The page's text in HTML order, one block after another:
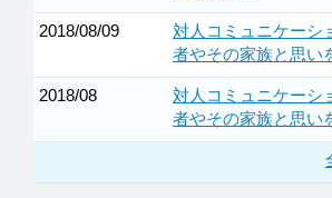
2018/08/09
対人コミュニケーシ
者やその家族と思い
2018/08
対人コミュニケーシ
者やその家族と思い